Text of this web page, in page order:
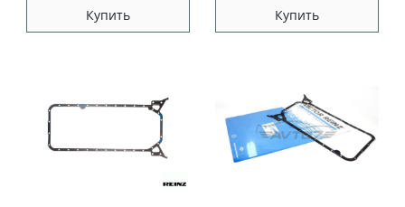
Купить Купить